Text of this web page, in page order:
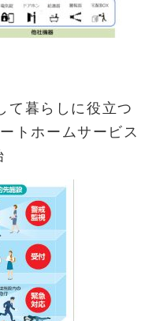
て暮らしに役立つ
トホームサービス